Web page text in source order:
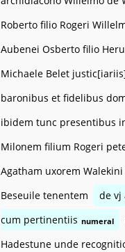
Roberto filio Rogeri
Aubenei Osberto filio
Michaele Belet
baronibus et fidelibus
ibidem tunc presentibus
Milonem filium Rogeri
Agatham uxorem
Beseuile tenentem
de vj
cum pertinentiis numeral
Hadestune unde